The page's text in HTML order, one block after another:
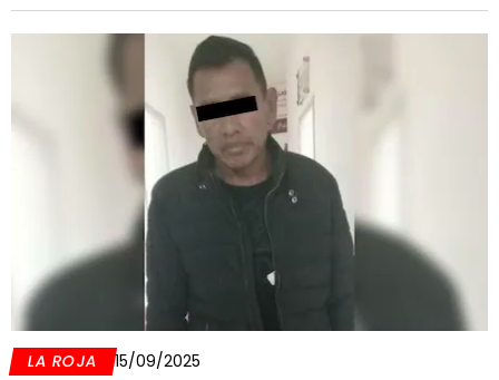
LA ROJA 15/09/2025